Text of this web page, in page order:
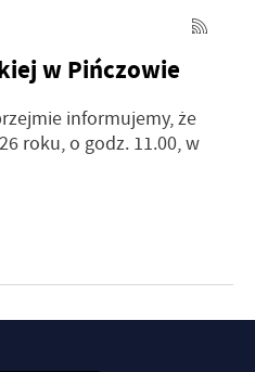
w Pińczowie
informujemy, że
roku, o godz. 11.00, w